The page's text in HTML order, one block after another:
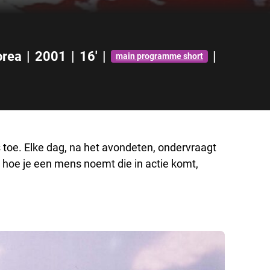
| 2001 | 16' | main programme short |
Elke dag, na het avondeten, ondervraagt
je een mens noemt die in actie komt,